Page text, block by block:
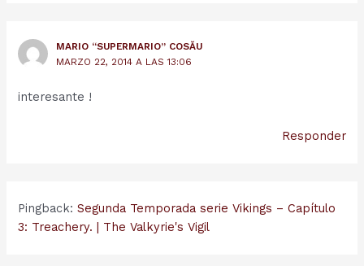
MARIO “SUPERMARIO” COSĂU
MARZO 22, 2014 A LAS 13:06
interesante !
Responder
Pingback:Segunda Temporada serie Vikings – Capítulo
3: Treachery. | The Valkyrie's Vigil